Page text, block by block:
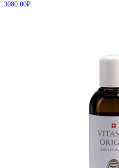
3080.00₽